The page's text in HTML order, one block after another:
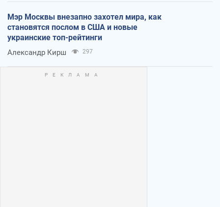
Мэр Москвы внезапно захотел мира, как
становятся послом в США и новые
украинские топ-рейтинги
Александр Кирш 297